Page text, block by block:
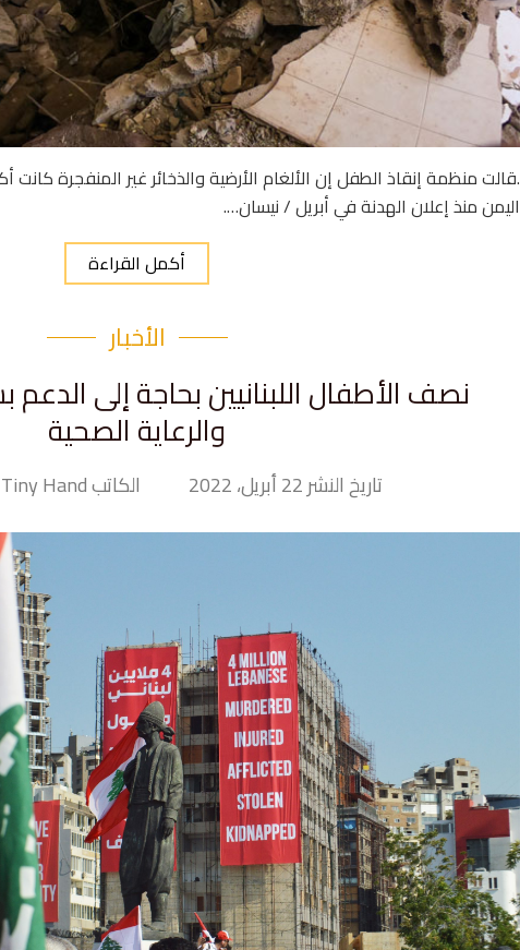
.قالت منظمة إنقاذ الطفل إن الألغام الأرضية والذخائر غير المنفجرة
اليمن منذ إعلان الهدنة في أبريل / نيسان….
أكمل القراءة
الأخبار
نصف الأطفال اللبنانيين بحاجة إلى
والرعاية الصحية
تاريخ النشر 22 أبريل، 2022 الكاتب Tiny Hand